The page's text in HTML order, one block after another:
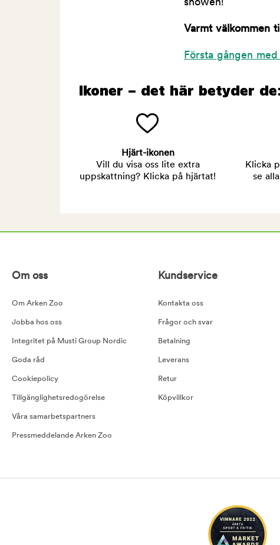
showen!
Varmt välkommen
Första gången
Ikoner – det här betyder
Hjärt-ikonen
Vill du visa oss lite extra
uppskattning? Klicka på hjärtat!
Klicka
se
Om oss
Om Arken Zoo
Jobba hos oss
Integritet på Musti Group Nordic
Goda råd
Cookiepolicy
Tillgänglighetsredogörelse
Våra samarbetspartners
Pressmeddelande Arken Zoo
Kundservice
Kontakta oss
Frågor och svar
Betalning
Leverans
Retur
Köpvillkor